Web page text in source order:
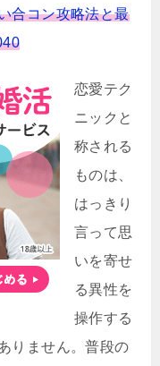
合コン攻略法と最
恋愛テク
ニックと
称される
ものは、
はっきり
言って思
いを寄せ
る異性を
操作する
りません。普段の